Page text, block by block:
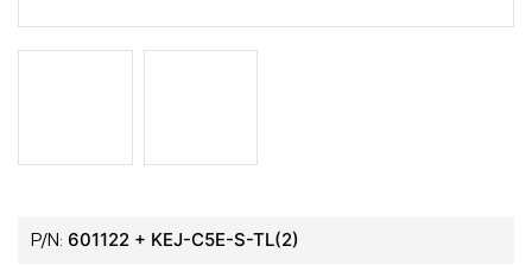
P/N: 601122 + KEJ-C5E-S-TL(2)